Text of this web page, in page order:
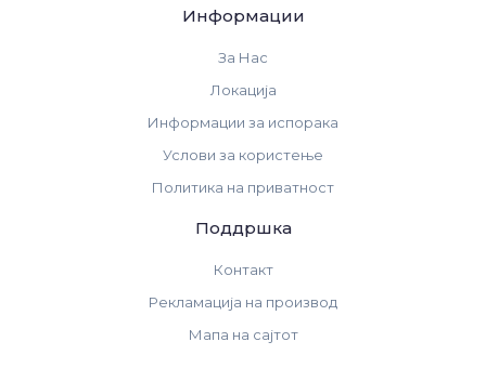
Информации
За Нас
Локација
Информации за испорака
Услови за користење
Политика на приватност
Поддршка
Контакт
Рекламација на производ
Мапа на сајтот